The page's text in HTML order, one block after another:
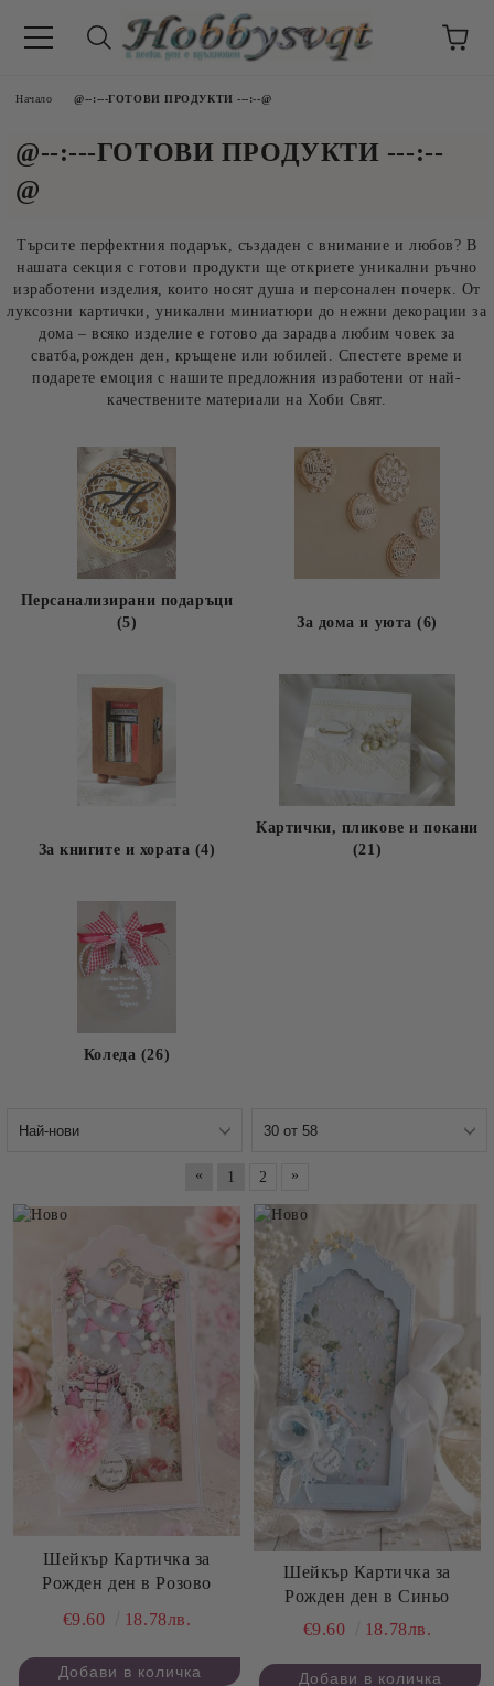
Начало @--:---ГОТОВИ ПРОДУКТИ ---:--@
@--:---ГОТОВИ ПРОДУКТИ ---:--
@
Търсите перфектния подарък, създаден с внимание и любов? В
нашата секция с готови продукти ще откриете уникални ръчно
изработени изделия, които носят душа и персонален почерк. От
луксозни картички, уникални миниатюри до нежни декорации за
дома – всяко изделие е готово да зарадва любим човек за
сватба,рожден ден, кръщене или юбилей. Спестете време и
подарете емоция с нашите предложния изработени от най-
качествените материали на Хоби Свят.
Персанализирани подаръци
(5)
За дома и уюта (6)
За книгите и хората (4)
Картички, пликове и покани
(21)
Коледа (26)
« 1 2 »
Шейкър Картичка за
Рожден ден в Розово
€9.60
18.78лв.
Шейкър Картичка за
Рожден ден в Синьо
€9.60
18.78лв.